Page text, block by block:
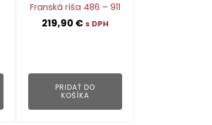
Franská ríša 486 – 911
219,90 € s DPH
PRIDAŤ DO
KOŠÍKA